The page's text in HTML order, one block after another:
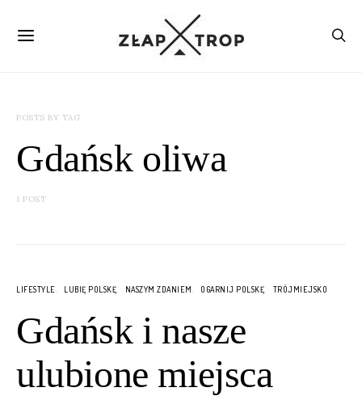
POSTS BY TAG
Gdańsk oliwa
1 POST
LIFESTYLE LUBIĘ POLSKĘ NASZYM ZDANIEM OGARNIJ POLSKĘ TRÓJMIEJSKO
Gdańsk i nasze
ulubione miejsca